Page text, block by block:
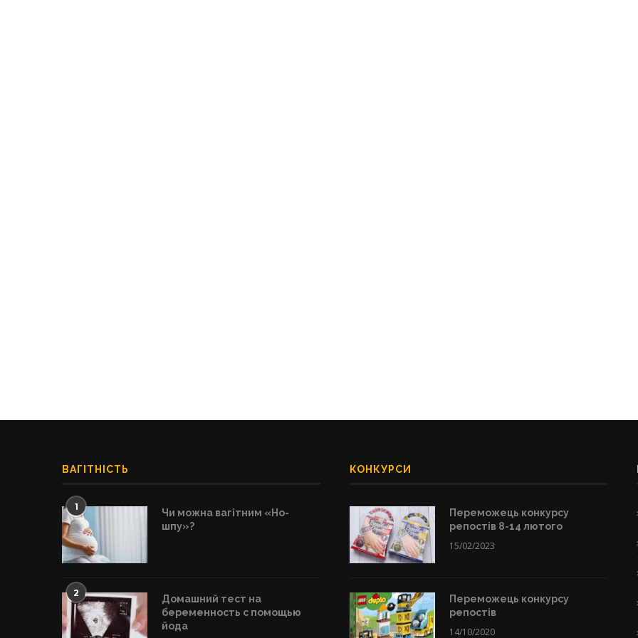
ВАГІТНІСТЬ
1
Чи можна вагітним «Но-
шпу»?
2
Домашний тест на
беременность с помощью
йода
КОНКУРСИ
Переможець конкурсу
репостів 8-14 лютого
15/02/2023
Переможець конкурсу
репостів
14/10/2020